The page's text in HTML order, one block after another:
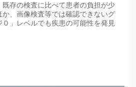
存の検査に比べて患者の負担が少
、画像検査等では確認できないグ
」レベルでも疾患の可能性を発見